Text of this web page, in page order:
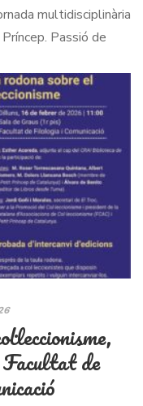
multidisciplinària
Passió de
iniciatives […]
de